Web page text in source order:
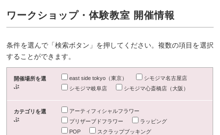
ワークショップ・体験教室 開催情報
条件を選んで「検索ボタン」を押してください。複数の項目を選択
することができます。
開催場所を選
ぶ
east side tokyo（東京）
シモジマ名古屋店
シモジマ岐阜店
シモジマ心斎橋店（大阪）
カテゴリを選
ぶ
アーティフィシャルフラワー
プリザーブドフラワー
ラッピング
POP
スクラップブッキング